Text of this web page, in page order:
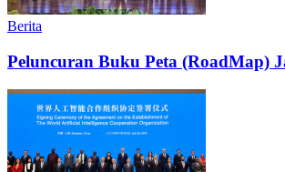
Berita
Peluncuran Buku Peta (RoadMap)